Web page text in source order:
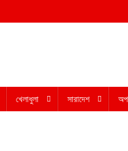
খেলাধুলা সারাদেশ